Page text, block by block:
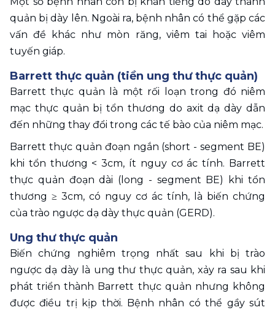
quản bị dày lên. Ngoài ra, bệnh nhân có thể gặp các
vấn đề khác như mòn răng, viêm tai hoặc viêm
tuyến giáp.
Barrett thực quản (tiền ung thư thực quản)
Barrett thực quản là một rối loạn trong đó niêm
mạc thực quản bị tổn thương do axit dạ dày dẫn
đến những thay đổi trong các tế bào của niêm mạc.
Barrett thực quản đoạn ngắn (short - segment BE)
khi tổn thương < 3cm, ít nguy cơ ác tính. Barrett
thực quản đoạn dài (long - segment BE) khi tổn
thương ≥ 3cm, có nguy cơ ác tính, là biến chứng
của trào ngược dạ dày thực quản (GERD).
Ung thư thực quản
Biến chứng nghiêm trọng nhất sau khi bị trào
ngược dạ dày là ung thư thực quản, xảy ra sau khi
phát triển thành Barrett thực quản nhưng không
được điều trị kịp thời. Bệnh nhân có thể gầy sút